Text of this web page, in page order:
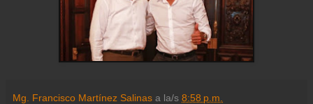
Mg. Francisco Martínez Salinas a la/s 8:58 p.m.